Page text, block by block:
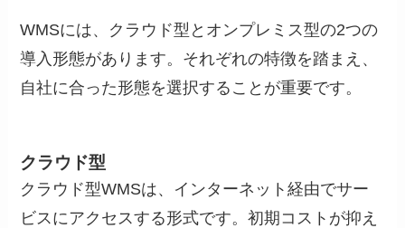
WMSには、クラウド型とオンプレミス型の2つの
導入形態があります。それぞれの特徴を踏まえ、
自社に合った形態を選択することが重要です。
クラウド型
クラウド型WMSは、インターネット経由でサー
ビスにアクセスする形式です。初期コストが抑え